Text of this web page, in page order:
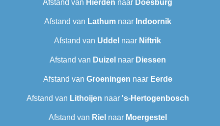
Afstand van Hierden naar Doesburg
Afstand van Lathumnaar Indoornik
Afstand van Uddel naar Niftrik
Afstand van Duizel naar Diessen
Afstand van Groeningen naar Eerde
Afstand van Lithoijen naar 's-Hertogenbosch
Afstand van Riel naar Moergestel